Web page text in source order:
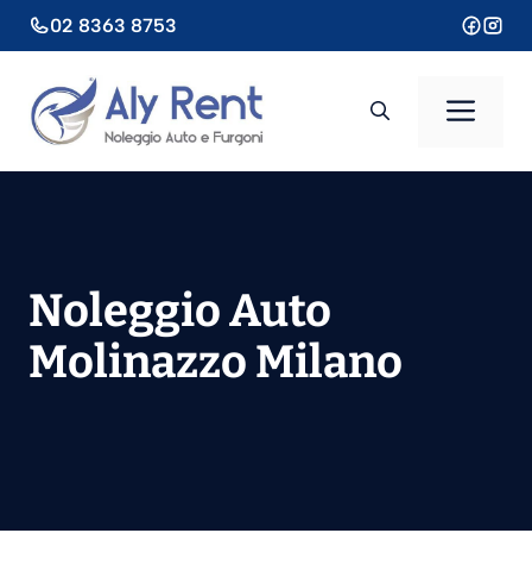
al
contenuto
02 8363 8753
Noleggio Auto
Molinazzo Milano